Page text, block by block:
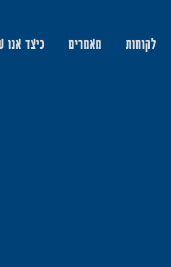
לקוחות מאמרים כיצד אנו